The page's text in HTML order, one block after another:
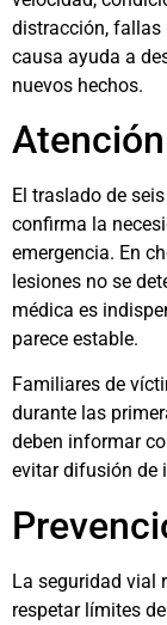
distracción, fallas
causa ayuda a
nuevos hechos.
El traslado de
confirma la
emergencia. En
lesiones no se
médica es
parece estable.
Familiares de
durante las
deben informar
evitar difusión de
La seguridad vial
respetar límites